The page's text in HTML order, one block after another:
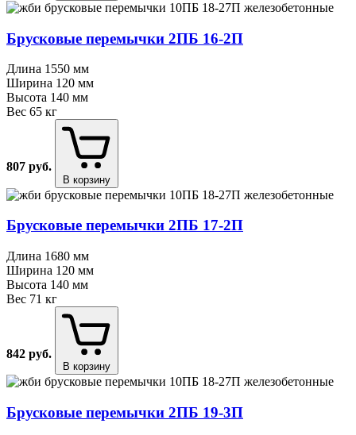
Брусковые перемычки 2ПБ 16⁠-⁠2П
Длина 1550 мм
Ширина 120 мм
Высота 140 мм
Вес 65 кг
807 руб.
В корзину
Брусковые перемычки 2ПБ 17⁠-⁠2П
Длина 1680 мм
Ширина 120 мм
Высота 140 мм
Вес 71 кг
842 руб.
В корзину
Брусковые перемычки 2ПБ 19⁠-⁠3П